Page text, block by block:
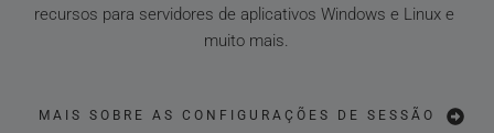
recursos para servidores de aplicativos Windows e Linux e
muito mais.
MAIS SOBRE AS CONFIGURAÇÕES DE SESSÃO